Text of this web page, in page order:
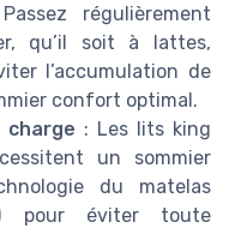
régulièrement
qu’il soit à lattes,
l’accumulation de
confort optimal.
charge : Les lits king
un sommier
du matelas
pour éviter toute